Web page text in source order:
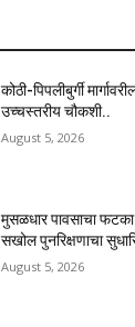
कोठी-पिपलीबुर्गी
उच्चस्तरीय चौकशी..
August 5, 2026
मुसळधार पावसाचा
सखोल पुनरिक्षणाचा
August 5, 2026